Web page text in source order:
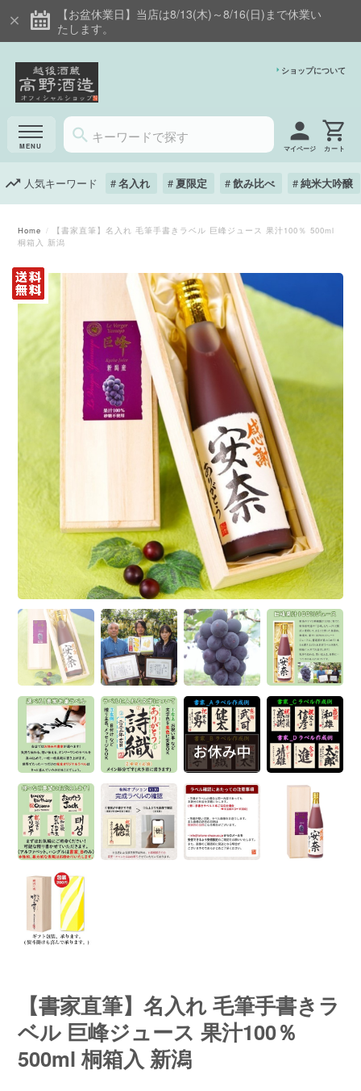
【お盆休業日】当店は8/13(木)～8/16(日)まで休業い
たします。
ショップについて
マイページ
人気キーワード 名入れ 夏限定 飲み比べ 純米大吟醸
Home
【書家直筆】名入れ 毛筆手書きラベル 巨峰ジュース 果汁100％ 500ml
桐箱入 新潟
【書家直筆】名入れ 毛筆手書きラ
ベル 巨峰ジュース 果汁100％
500ml 桐箱入 新潟